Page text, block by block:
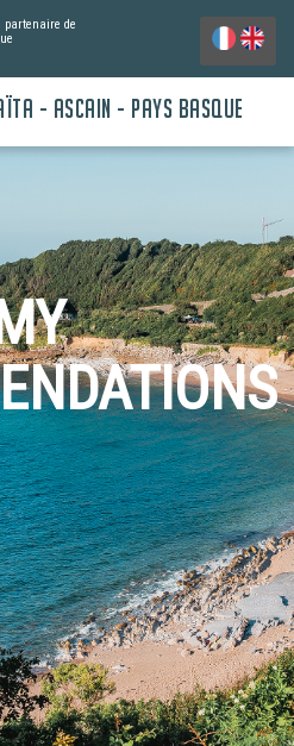
, partenaire de
- ASCAIN - PAYS BASQUE